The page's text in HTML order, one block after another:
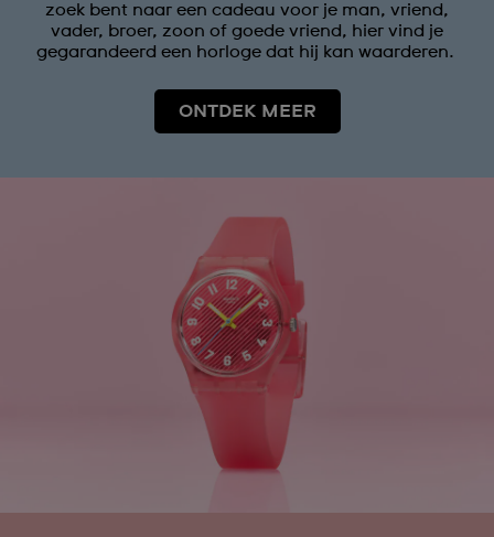
zoek bent naar een cadeau voor je man, vriend,
vader, broer, zoon of goede vriend, hier vind je
gegarandeerd een horloge dat hij kan waarderen.
ONTDEK MEER